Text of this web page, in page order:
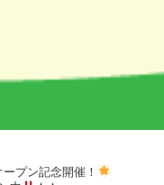
プン記念開催！